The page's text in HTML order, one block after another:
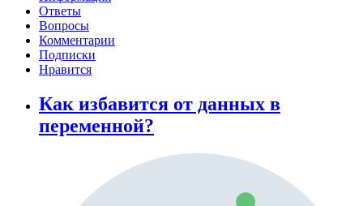
Ответы
Вопросы
Комментарии
Подписки
Нравится
Как избавится от данных в
переменной?